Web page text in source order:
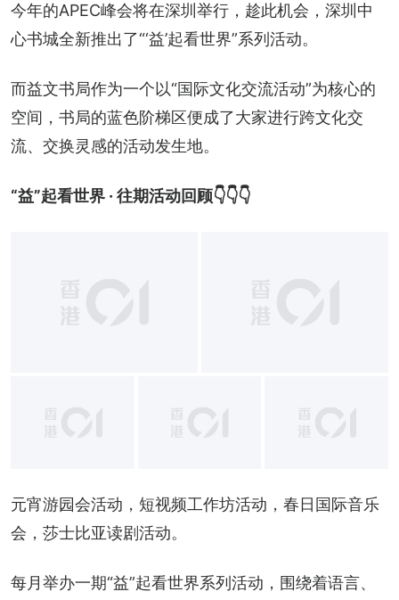
今年的APEC峰会将在深圳举行，趁此机会，深圳中
心书城全新推出了“‘益’起看世界”系列活动。
而益文书局作为一个以“国际文化交流活动”为核心的
空间，书局的蓝色阶梯区便成了大家进行跨文化交
流、交换灵感的活动发生地。
“益”起看世界 · 往期活动回顾👇👇👇
元宵游园会活动，短视频工作坊活动，春日国际音乐
会，莎士比亚读剧活动。
每月举办一期“益”起看世界系列活动，围绕着语言、